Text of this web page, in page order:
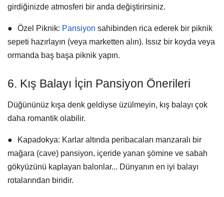
girdiğinizde atmosferi bir anda değiştirirsiniz.
● Özel Piknik: Pansiyon sahibinden rica ederek bir piknik
sepeti hazırlayın (veya marketten alın). Issız bir koyda veya
ormanda baş başa piknik yapın.
6. Kış Balayı İçin Pansiyon Önerileri
Düğününüz kışa denk geldiyse üzülmeyin, kış balayı çok
daha romantik olabilir.
● Kapadokya: Karlar altında peribacaları manzaralı bir
mağara (cave) pansiyon, içeride yanan şömine ve sabah
gökyüzünü kaplayan balonlar... Dünyanın en iyi balayı
rotalarından biridir.